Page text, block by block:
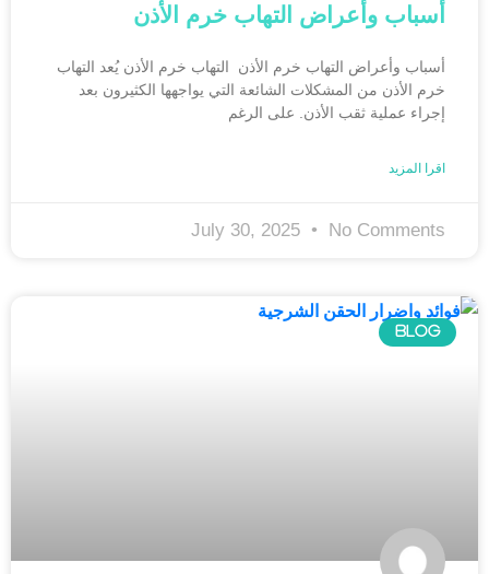
أسباب وأعراض التهاب خرم الأذن
أسباب وأعراض التهاب خرم الأذن التهاب خرم الأذن يُعد التهاب
خرم الأذن من المشكلات الشائعة التي يواجهها الكثيرون بعد
إجراء عملية ثقب الأذن. على الرغم
اقرا المزيد
July 30, 2025 No Comments
BLOG